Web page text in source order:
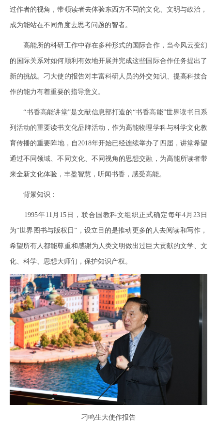
过作者的视角，带领读者去体验东西方不同的文化、文明与政治，
成为能站在不同角度去思考问题的智者。
高能所的科研工作中存在多种形式的国际合作，当今风云变幻
的国际关系对如何顺利有效地开展并完成这些国际合作任务提出了
新的挑战。刁大使的报告对丰富科研人员的外交知识、提高科技合
作的能力有着重要的指导意义。
“书香高能讲堂”是文献信息部打造的“书香高能”世界读书日系
列活动的重要读书文化品牌活动，作为高能物理学科与科学文化教
育传播的重要阵地，自2018年开始已经连续举办了四届，讲堂希望
通过不同领域、不同文化、不同视角的思想交融，为高能所读者带
来全新文化体验，丰盈智慧，听闻书香，感受高能。
背景知识：
1995年11月15日，联合国教科文组织正式确定每年4月23日
为“世界图书与版权日”，设立目的是推动更多的人去阅读和写作，
希望所有人都能尊重和感谢为人类文明做出过巨大贡献的文学、文
化、科学、思想大师们，保护知识产权。
刁鸣生大使作报告